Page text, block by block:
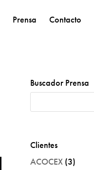
Prensa Contacto
Buscador Prensa
Clientes
ACOCEX (3)